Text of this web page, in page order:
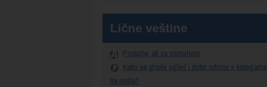
Lične veštine
Poslujte, ali sa osmehom
Kako se grade ugled i dobri odnosi s kolegama
na poslu?